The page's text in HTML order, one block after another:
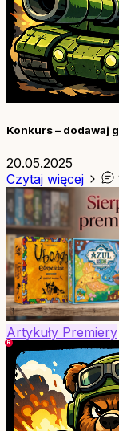
Konkurs – dodawaj
20.05.2025
Czytaj więcej
Artykuły Premiery